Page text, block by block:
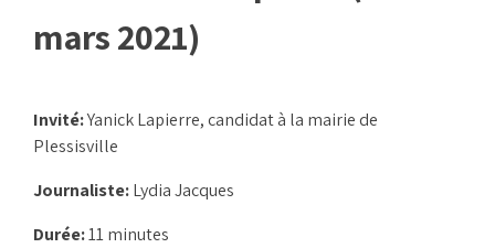
mars 2021)
Invité:Yanick Lapierre, candidat à la mairie de
Plessisville
Journaliste:Lydia Jacques
Durée:11 minutes